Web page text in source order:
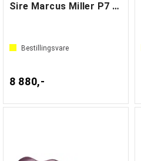
Sire Marcus Miller P7 Alder-5 Tobacco SB
Bestillingsvare
8 880,-